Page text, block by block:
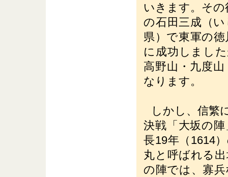
いきます。その
の石田三成（
県）で東軍の
に成功しまし
高野山・九度
なります。
しかし、信繁
決戦「大坂の
長19年（1614
丸と呼ばれる
の陣では、寡